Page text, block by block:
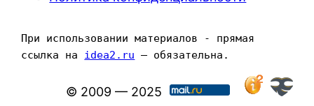
При использовании материалов - прямая
ссылка на idea2.ru — обязательна.
© 2009 — 2025